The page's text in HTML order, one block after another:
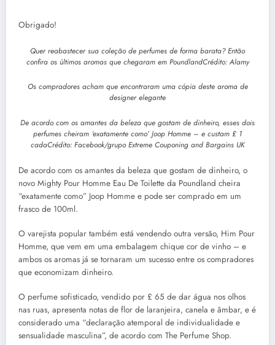
Obrigado!
Quer reabastecer sua coleção de perfumes de forma barata? Então
confira os últimos aromas que chegaram em PoundlandCrédito: Alamy
Os compradores acham que encontraram uma cópia deste aroma de
designer elegante
De acordo com os amantes da beleza que gostam de dinheiro, esses dois
perfumes cheiram ‘exatamente como’ Joop Homme – e custam £ 1
cadaCrédito: Facebook/grupo Extreme Couponing and Bargains UK
De acordo com os amantes da beleza que gostam de dinheiro, o
novo Mighty Pour Homme Eau De Toilette da Poundland cheira
“exatamente como” Joop Homme e pode ser comprado em um
frasco de 100ml.
O varejista popular também está vendendo outra versão, Him Pour
Homme, que vem em uma embalagem chique cor de vinho – e
ambos os aromas já se tornaram um sucesso entre os compradores
que economizam dinheiro.
O perfume sofisticado, vendido por £ 65 de dar água nos olhos
nas ruas, apresenta notas de flor de laranjeira, canela e âmbar, e é
considerado uma “declaração atemporal de individualidade e
sensualidade masculina”, de acordo com The Perfume Shop.